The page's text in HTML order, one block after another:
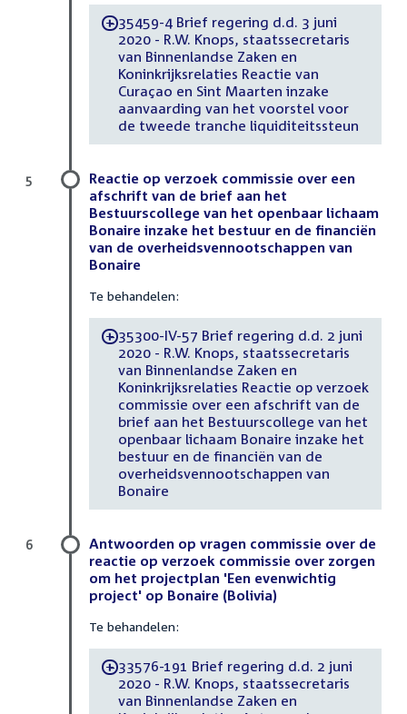
-35459-4 Brief regering d.d. 3 juni
2020 - R.W. Knops, staatssecretaris
van Binnenlandse Zaken en
Koninkrijksrelaties Reactie van
Curaçao en Sint Maarten inzake
aanvaarding van het voorstel voor
de tweede tranche liquiditeitssteun
Reactie op verzoek commissie over een
afschrift van de brief aan het
Bestuurscollege van het openbaar lichaam
Bonaire inzake het bestuur en de financiën
van de overheidsvennootschappen van
Bonaire
Te behandelen:
-35300-IV-57 Brief regering d.d. 2 juni
2020 - R.W. Knops, staatssecretaris
van Binnenlandse Zaken en
Koninkrijksrelaties Reactie op verzoek
commissie over een afschrift van de
brief aan het Bestuurscollege van het
openbaar lichaam Bonaire inzake het
bestuur en de financiën van de
overheidsvennootschappen van
Bonaire
5
Antwoorden op vragen commissie over de
reactie op verzoek commissie over zorgen
om het projectplan 'Een evenwichtig
project' op Bonaire (Bolivia)
Te behandelen:
-33576-191 Brief regering d.d. 2 juni
2020 - R.W. Knops, staatssecretaris
van Binnenlandse Zaken en
6